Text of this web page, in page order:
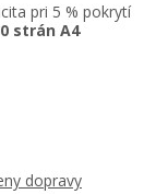
pri 5 % pokrytí
strán A4
dopravy